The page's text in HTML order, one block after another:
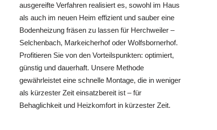
ausgereifte Verfahren realisiert es, sowohl im Haus
als auch im neuen Heim effizient und sauber eine
Bodenheizung fräsen zu lassen für Herchweiler –
Selchenbach, Markeicherhof oder Wolfsbornerhof.
Profitieren Sie von den Vorteilspunkten: optimiert,
günstig und dauerhaft. Unsere Methode
gewährleistet eine schnelle Montage, die in weniger
als kürzester Zeit einsatzbereit ist – für
Behaglichkeit und Heizkomfort in kürzester Zeit.